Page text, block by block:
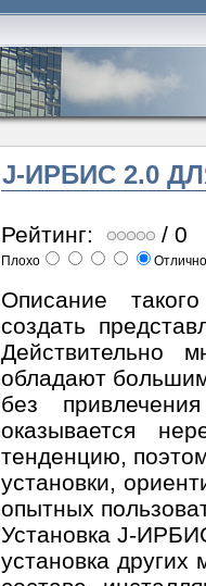
J-ИРБИС 2.0
Рейтинг: / 0
Плохо
Описание
создать
Действительно
обладают
без
оказывается
тенденцию,
установки,
опытных
Установка J-
установка